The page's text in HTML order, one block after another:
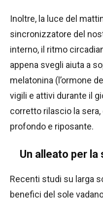
Inoltre, la luce del
sincronizzatore del
interno, il ritmo
appena svegli aiuta a
melatonina (l’ormone
vigili e attivi durante il
corretto rilascio la
profondo e riposante.
Un alleato per
Recenti studi su larga
benefici del sole